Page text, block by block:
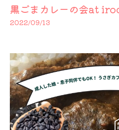
黒ごまカレーの会at
2022/09/13